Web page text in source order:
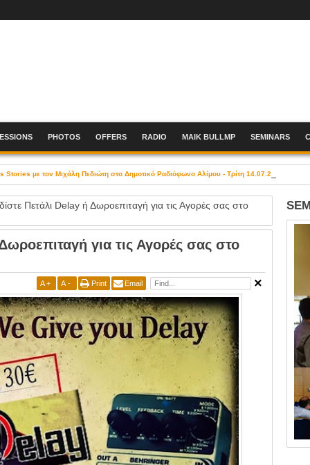
PHOTOS OFFERS RADIO MAIK BULLMP SEMINARS
με τον Μιχάλη Πεδιώτη στο Δημοτικό Ραδιόφωνο Αλίμου - Τρίτη 14.07.26, 19:00-
Πετάλι Delay ή Δωροεπιταγή για τις Αγορές σας στο
για τις Αγορές σας στο
A + A - Print Email